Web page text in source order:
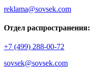
reklama@sovsek.com
Отдел распространения:
+7 (499) 288-00-72
sovsek@sovsek.com